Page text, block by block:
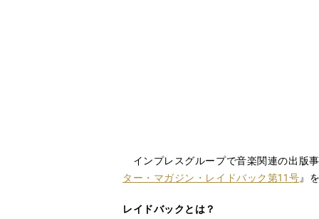
インプレスグループで音楽関連の出版
ター・マガジン・レイドバック第11号』
レイドバックとは？